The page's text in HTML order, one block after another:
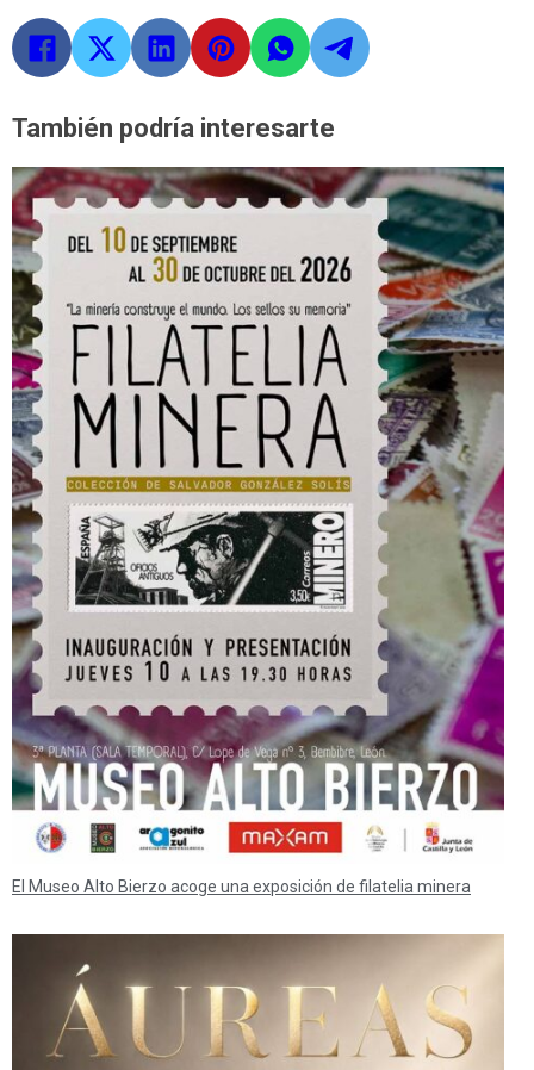
También podría interesarte
El Museo Alto Bierzo acoge una exposición de filatelia minera